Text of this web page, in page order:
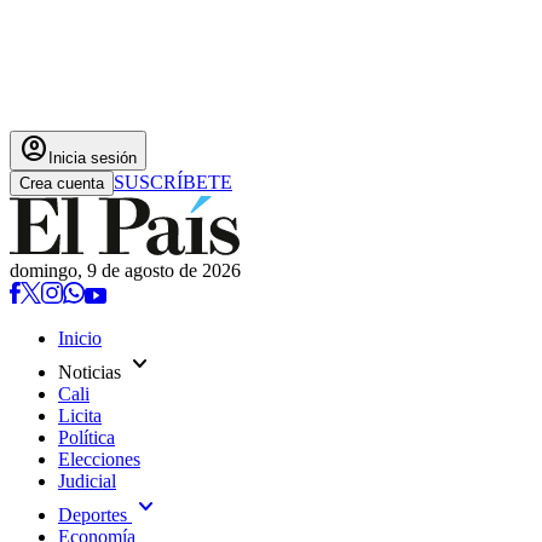
account_circle Inicia sesión
Crea cuenta SUSCRÍBETE
domingo, 9 de agosto de 2026
Inicio
Noticias expand_more
Cali
Licita
Política
Elecciones
Judicial
Deportes expand_more
Economía